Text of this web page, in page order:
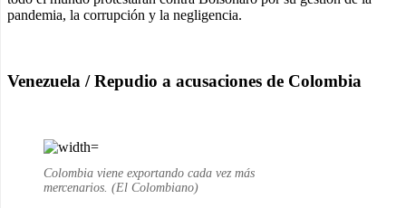
pandemia, la corrupción y la negligencia.
Venezuela / Repudio a acusaciones de Colombia
Colombia viene exportando cada vez más
mercenarios. (El Colombiano)